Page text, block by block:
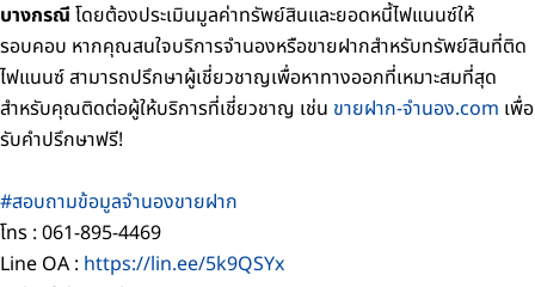
บางกรณี โดยต้องประเมินมูลค่าทรัพย์สินและยอดหนี้ไฟแนนซ์ให้
รอบคอบ หากคุณสนใจบริการจำนองหรือขายฝากสำหรับทรัพย์สินที่ติด
ไฟแนนซ์ สามารถปรึกษาผู้เชี่ยวชาญเพื่อหาทางออกที่เหมาะสมที่สุด
สำหรับคุณติดต่อผู้ให้บริการที่เชี่ยวชาญ เช่น ขายฝาก-จำนอง.com เพื่อ
รับคำปรึกษาฟรี!
#สอบถามข้อมูลจำนองขายฝาก
โทร : 061-895-4469
Line OA : https://lin.ee/5k9QSYx